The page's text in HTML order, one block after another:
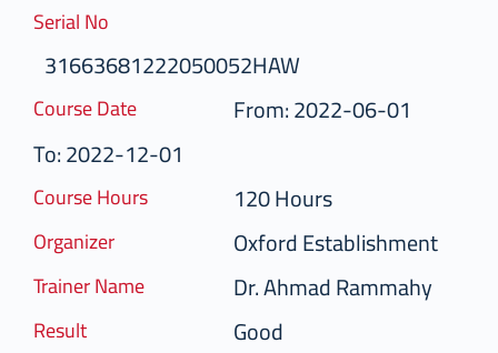
Serial No
31663681222050052HAW
Course Date
From: 2022-06-01
To: 2022-12-01
Course Hours 120 Hours
Organizer Oxford Establishment
Trainer Name Dr. Ahmad Rammahy
Result Good